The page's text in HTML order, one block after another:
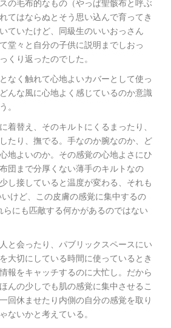
の毛布的なもの（やっぱ聖骸布と呼ぶ
てはならぬとそう思い込んで育ってき
ていたけど、同級生のいいおっさん
堂々と自分の子供に説明までしおっ
くり返ったのでした。
なく触れて心地よいカバーとして使っ
んな風に心地よく感じているのか意識
。
着替え、そのキルトにくるまったり、
たり、撫でる。手なのか腕なのか、ど
地よいのか。その感覚の心地よさにひ
団まで分厚くない薄手のキルトなの
し接していると温度が変わる、それも
けど、この皮膚の感覚に集中するの
にも匹敵する何かがあるのではない
と会ったり、パブリックスペースにい
大切にしている時間に使っているとき
報をキャッチするのに大忙し。だから
んの少しでも肌の感覚に集中させるこ
回休ませたり内側の自分の感覚を取り
ないかと考えている。